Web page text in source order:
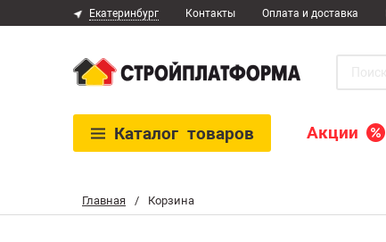
Главная / Корзина
Екатеринбург Контакты Оплата и доставка
Каталог товаров Акции